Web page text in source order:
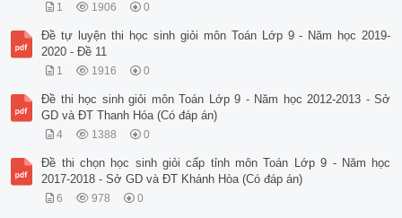
1 1906 0
Đề tự luyện thi học sinh giỏi môn Toán Lớp 9 - Năm học 2019-
2020 - Đề 11
1 1916 0
Đề thi học sinh giỏi môn Toán Lớp 9 - Năm học 2012-2013 - Sở
GD và ĐT Thanh Hóa (Có đáp án)
4 1388 0
Đề thi chọn học sinh giỏi cấp tỉnh môn Toán Lớp 9 - Năm học
2017-2018 - Sở GD và ĐT Khánh Hòa (Có đáp án)
6 978 0